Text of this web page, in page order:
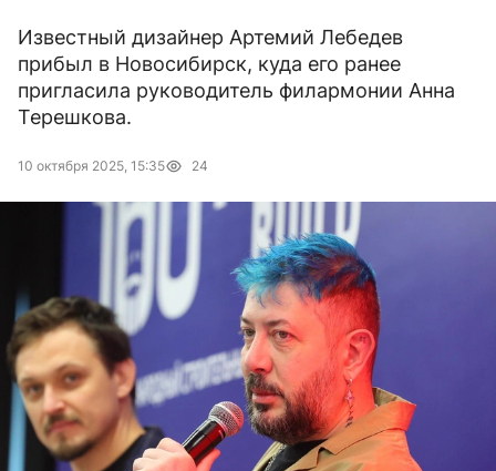
Известный дизайнер Артемий Лебедев
прибыл в Новосибирск, куда его ранее
пригласила руководитель филармонии Анна
Терешкова.
10 октября 2025, 15:35 24